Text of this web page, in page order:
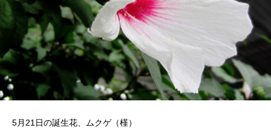
5月21日の誕生花、ムクゲ（槿）